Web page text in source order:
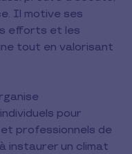
Il motive ses
efforts et les
tout en valorisant
pour
professionnels de
instaurer un climat